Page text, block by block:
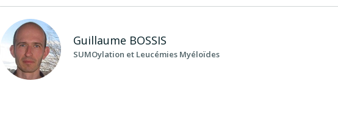
Guillaume BOSSIS
SUMOylation et Leucémies Myéloïdes